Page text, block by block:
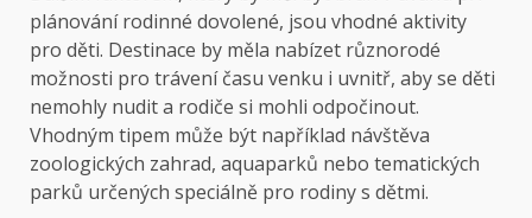
plánování rodinné dovolené, jsou vhodné aktivity
pro děti. Destinace by měla nabízet různorodé
možnosti pro trávení času venku i uvnitř, aby se děti
nemohly nudit a rodiče si mohli odpočinout.
Vhodným tipem může být například návštěva
zoologických zahrad, aquaparků nebo tematických
parků určených speciálně pro rodiny s dětmi.